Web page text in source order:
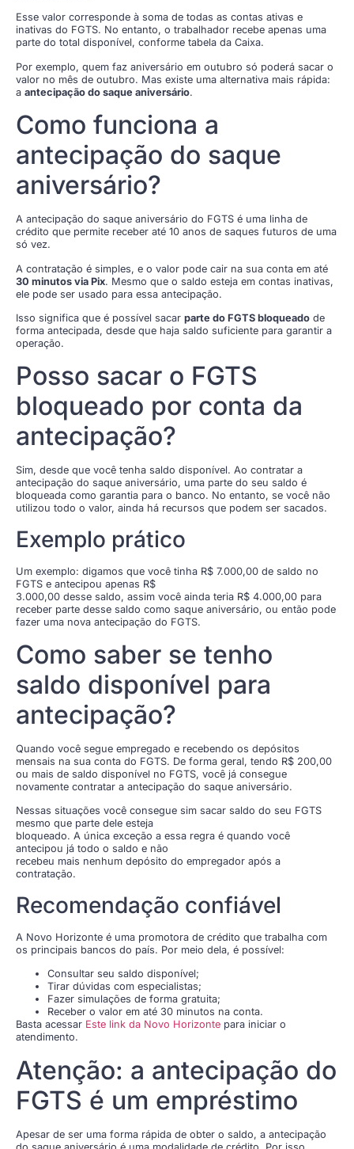
Esse valor corresponde à soma de todas as contas ativas e
inativas do FGTS. No entanto, o trabalhador recebe apenas uma
parte do total disponível, conforme tabela da Caixa.
Por exemplo, quem faz aniversário em outubro só poderá sacar o
valor no mês de outubro. Mas existe uma alternativa mais rápida:
a antecipação do saque aniversário.
Como funciona a
antecipação do saque
aniversário?
A antecipação do saque aniversário do FGTS é uma linha de
crédito que permite receber até 10 anos de saques futuros de uma
só vez.
A contratação é simples, e o valor pode cair na sua conta em até
30 minutos via Pix. Mesmo que o saldo esteja em contas inativas,
ele pode ser usado para essa antecipação.
Isso significa que é possível sacar parte do FGTS bloqueado de
forma antecipada, desde que haja saldo suficiente para garantir a
operação.
Posso sacar o FGTS
bloqueado por conta da
antecipação?
Sim, desde que você tenha saldo disponível. Ao contratar a
antecipação do saque aniversário, uma parte do seu saldo é
bloqueada como garantia para o banco. No entanto, se você não
utilizou todo o valor, ainda há recursos que podem ser sacados.
Exemplo prático
Um exemplo: digamos que você tinha R$ 7.000,00 de saldo no
FGTS e antecipou apenas R$
3.000,00 desse saldo, assim você ainda teria R$ 4.000,00 para
receber parte desse saldo como saque aniversário, ou então pode
fazer uma nova antecipação do FGTS.
Como saber se tenho
saldo disponível para
antecipação?
Quando você segue empregado e recebendo os depósitos
mensais na sua conta do FGTS. De forma geral, tendo R$ 200,00
ou mais de saldo disponível no FGTS, você já consegue
novamente contratar a antecipação do saque aniversário.
Nessas situações você consegue sim sacar saldo do seu FGTS
mesmo que parte dele esteja
bloqueado. A única exceção a essa regra é quando você
antecipou já todo o saldo e não
recebeu mais nenhum depósito do empregador após a
contratação.
Recomendação confiável
A Novo Horizonte é uma promotora de crédito que trabalha com
os principais bancos do país. Por meio dela, é possível:
Consultar seu saldo disponível;
Tirar dúvidas com especialistas;
Fazer simulações de forma gratuita;
Receber o valor em até 30 minutos na conta.
Basta acessar Este link da Novo Horizonte para iniciar o
atendimento.
Atenção: a antecipação do
FGTS é um empréstimo
Apesar de ser uma forma rápida de obter o saldo, a antecipação